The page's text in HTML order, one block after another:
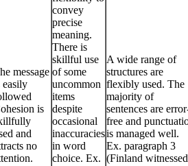
message
easily
is
and
no
convey
precise
meaning.
There is
skillful use
of some
uncommon
items
despite
occasional
inaccuracies
in word
choice. Ex.
A wide range of
structures are
flexibly used. The
majority of
sentences are
free and
is managed well.
Ex. paragraph 3
(Finland witnessed